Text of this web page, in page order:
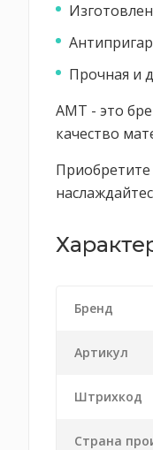
Прочная и
AMT - это
качество
Приобретите
Бренд
Артикул
Штрихкод
Страна